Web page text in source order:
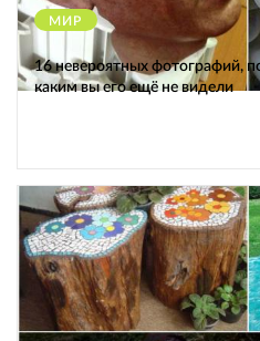
МИР
16 невероятных фотографий,
каким вы его ещё не видели